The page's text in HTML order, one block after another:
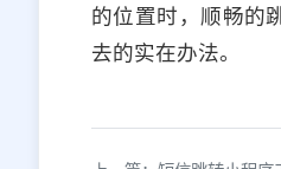
的位置时，顺畅的
去的实在办法。